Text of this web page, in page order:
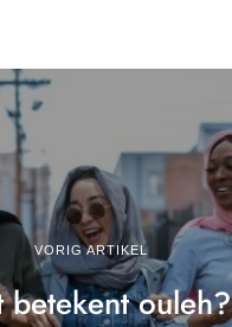
VORIG ARTIKEL
betekent ouleh?